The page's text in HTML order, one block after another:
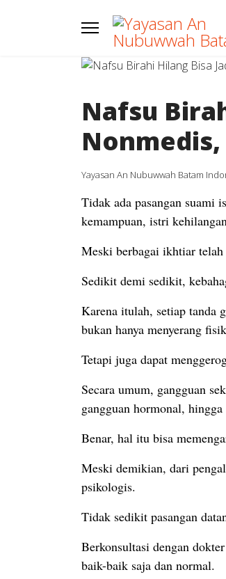
Nafsu
Yayasan An Nubuwwah Batam
Tidak ada pasangan suami
kemampuan, istri
Meski berbagai ikhtiar telah
Sedikit demi sedikit,
Karena itulah, setiap tanda
bukan hanya menyerang
Tetapi juga dapat
Secara umum, gangguan
gangguan hormonal,
Benar, hal itu bisa
Meski demikian, dari
psikologis.
Tidak sedikit pasangan
Berkonsultasi dengan
baik-baik saja dan normal.